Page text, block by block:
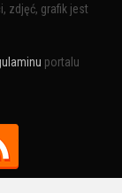
zdjęć, grafik jest
portalu